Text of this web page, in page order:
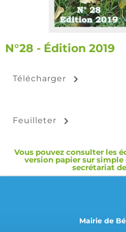
N°28 - Édition 2019
Télécharger
Feuilleter
Vous pouvez consulter les
version papier sur simple
secrétariat
Mairie de